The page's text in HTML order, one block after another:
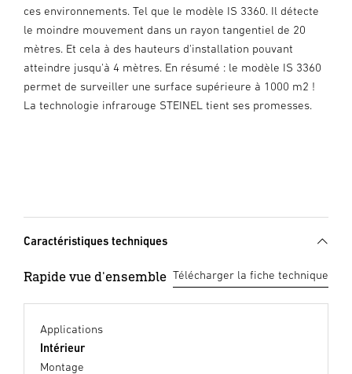
ces environnements. Tel que le modèle IS 3360. Il détecte
le moindre mouvement dans un rayon tangentiel de 20
mètres. Et cela à des hauteurs d'installation pouvant
atteindre jusqu'à 4 mètres. En résumé : le modèle IS 3360
permet de surveiller une surface supérieure à 1000 m2 !
La technologie infrarouge STEINEL tient ses promesses.
Caractéristiques techniques
Rapide vue d'ensemble Télécharger la fiche technique
Applications
Intérieur
Montage